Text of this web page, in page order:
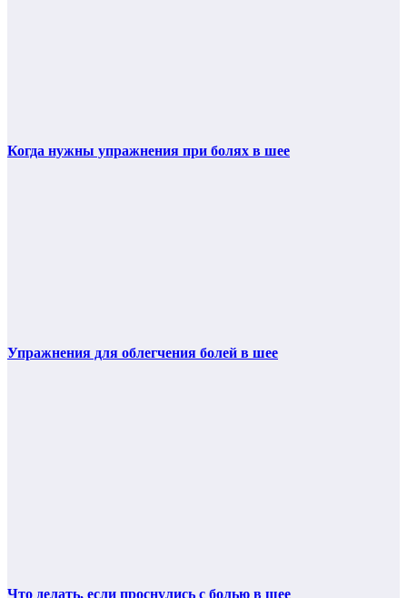
Когда нужны упражнения при болях в шее
Упражнения для облегчения болей в шее
Что делать, если проснулись с болью в шее